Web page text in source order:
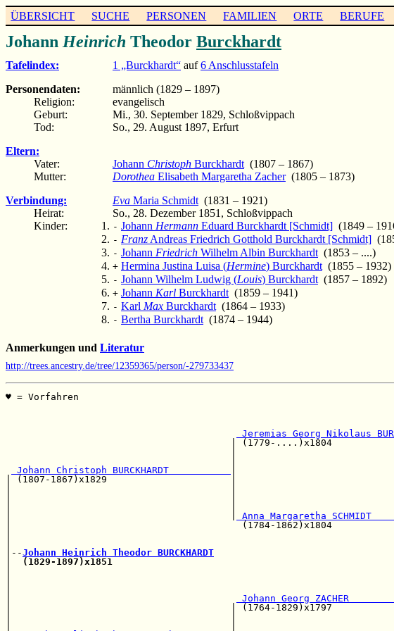
ÜBERSICHT SUCHE PERSONEN FAMILIEN ORTE BERUFE
Johann Heinrich Theodor Burckhardt
Tafelindex: 1 „Burckhardt“ auf6 Anschlusstafeln
Personendaten:
männlich (1829 – 1897)
Religion:
evangelisch
Geburt:
Mi., 30. September 1829, Schloßvippach
Tod:
So., 29. August 1897, Erfurt
Eltern:
Vater:
Johann Christoph Burckhardt (1807 – 1867)
Mutter:
Dorothea Elisabeth Margaretha Zacher(1805 – 1873)
Verbindung:
Eva Maria Schmidt (1831 – 1921)
Heirat:
So., 28. Dezember 1851, Schloßvippach
Kinder:
- Johann Hermann Eduard Burckhardt [Schmidt] (1849 –
- Franz Andreas Friedrich Gotthold Burckhardt [Schmidt]
- Johann Friedrich Wilhelm Albin Burckhardt (1853 – ....)
+ Hermina Justina Luisa (Hermine) Burckhardt (1855 – 1932)
- Johann Wilhelm Ludwig (Louis) Burckhardt (1857 – 1892)
+ Johann Karl Burckhardt (1859 – 1941)
- Karl Max Burckhardt (1864 – 1933)
- Bertha Burckhardt (1874 – 1944)
Anmerkungen und Literatur
http://trees.ancestry.de/tree/12359365/person/-279733437
♥ = Vorfahren
Jeremias Georg Nikolaus
| (1779-
Johann Christoph BURCKHARDT
| (1807-1867)x1829
|                                       |
|                                       |
Anna Margaretha
|                                         (1784-
|
|--Johann Heinrich Theodor BURCKHARDT
(1829-1897)x1851
Johann Georg
|                                       | (1764-